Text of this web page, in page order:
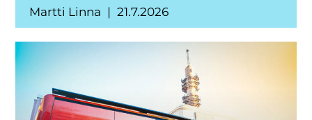
Martti Linna 21.7.2026